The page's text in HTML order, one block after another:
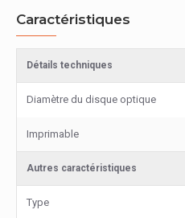
Caractéristiques
Détails techniques
Diamètre du disque optique
Imprimable
Autres caractéristiques
Type